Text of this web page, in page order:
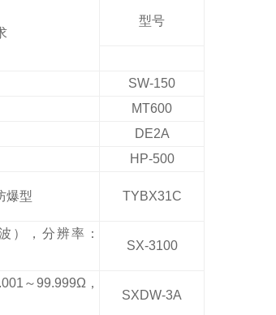
型号
SW-150
MT600
DE2A
HP-500
爆型 TYBX31C
），分辨率：
SX-3100
～99.999Ω，
SXDW-3A